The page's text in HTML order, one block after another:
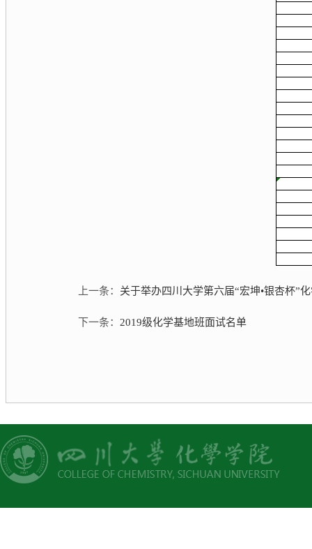
上一条： 关于举办四川大学第六届“宏坤•银杏杯”
下一条： 2019级化学基地班面试名单